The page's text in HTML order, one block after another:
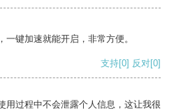
键加速就能开启，非常方便。
支持[0] 反对[0]
用过程中不会泄露个人信息，这让我很